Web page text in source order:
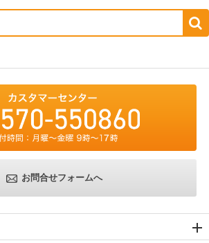
お問合せフォームへ